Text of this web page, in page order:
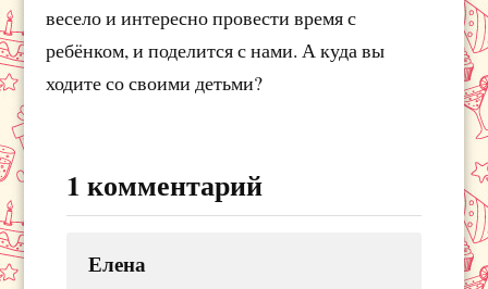
весело и интересно провести время с
ребёнком, и поделится с нами. А куда вы
ходите со своими детьми?
1 комментарий
Елена